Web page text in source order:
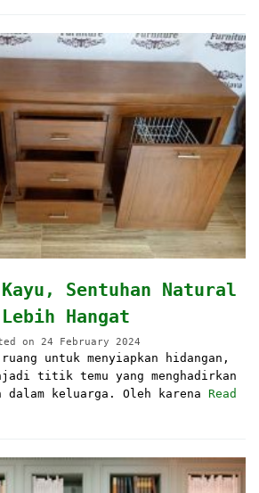
Sentuhan Natural
Hangat
on 24 February 2024
untuk menyiapkan hidangan,
titik temu yang menghadirkan
dalam keluarga. Oleh karena Read